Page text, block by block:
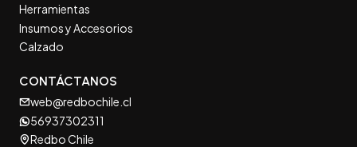
Herramientas
Insumos y Accesorios
Calzado
CONTÁCTANOS
web@redbochile.cl
56937302311
Redbo Chile